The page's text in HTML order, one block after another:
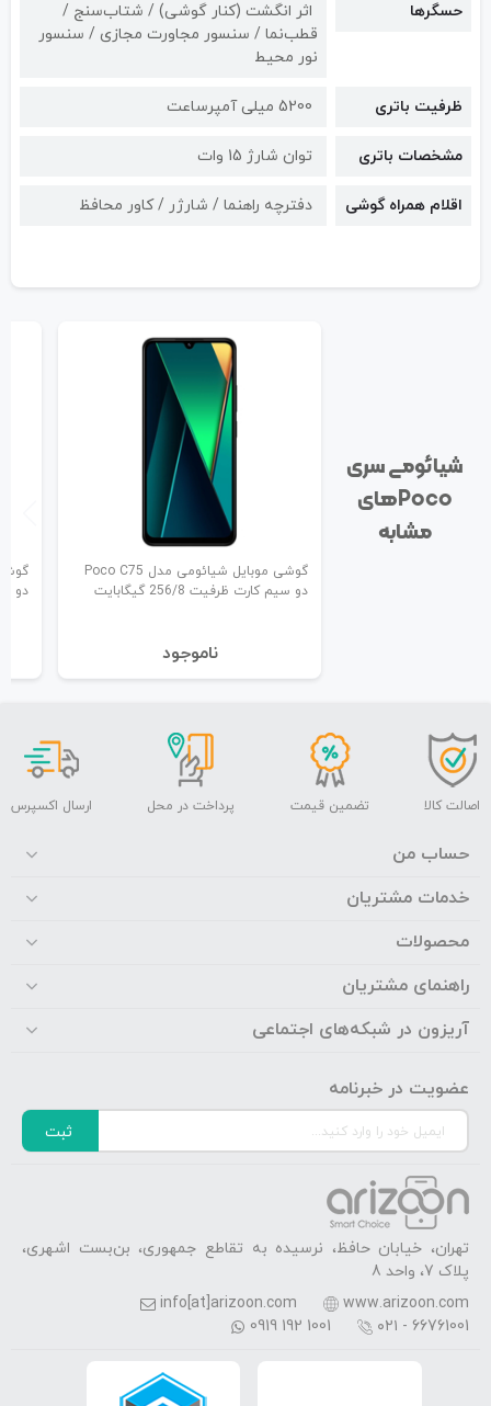
حسگرها
اثر انگشت (کنار گوشی) / شتاب‌سنج /
قطب‌نما / سنسور مجاورت مجازی / سنسور
نور محیط
ظرفیت باتری 5200 میلی آمپرساعت
مشخصات باتری توان شارژ 15 وات
اقلام همراه گوشی دفترچه راهنما / شارژر / کاور محافظ
شیائومی سری
Poco‌های
مشابه
گوشی موبایل شیائومی مدل Poco C75
دو سیم کارت ظرفیت 256/8 گیگابایت
نا‌موجود
دو سیم
اصالت کالا تضمین قیمت پرداخت در محل ارسال اکسپرس
حساب من
خدمات مشتریان
محصولات
راهنمای مشتریان
آریزون در شبکه‌های اجتماعی
عضویت در خبرنامه
ثبت
تهران، خیابان حافظ، نرسیده به تقاطع جمهوری، بن‌بست اشهری،
پلاک 7، واحد 8
www.arizoon.com
info[at]arizoon.com
۰۲۱ - 66761001
0919 192 1001